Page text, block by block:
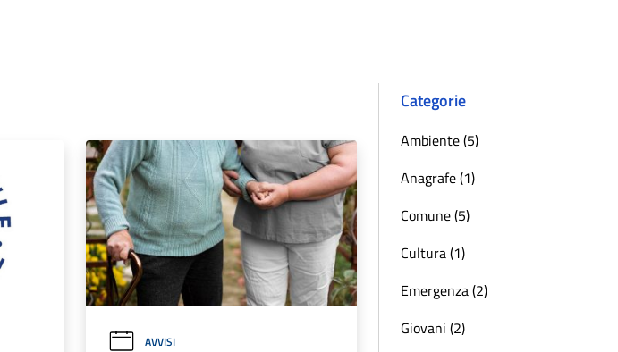
AVVISI
Categorie
Ambiente (5)
Anagrafe (1)
Comune (5)
Cultura (1)
Emergenza (2)
Giovani (2)